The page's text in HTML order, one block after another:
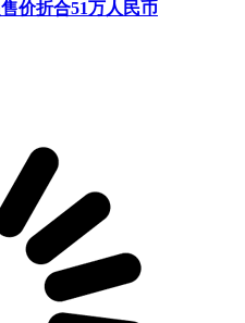
价折合51万人民币